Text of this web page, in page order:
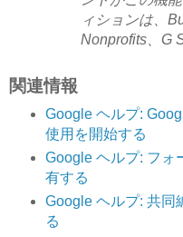
ィションは、
Nonprofits、G
関連情報
Google ヘルプ:
使用を開始する
Google ヘルプ: フォ
有する
Google ヘルプ: 共同
る